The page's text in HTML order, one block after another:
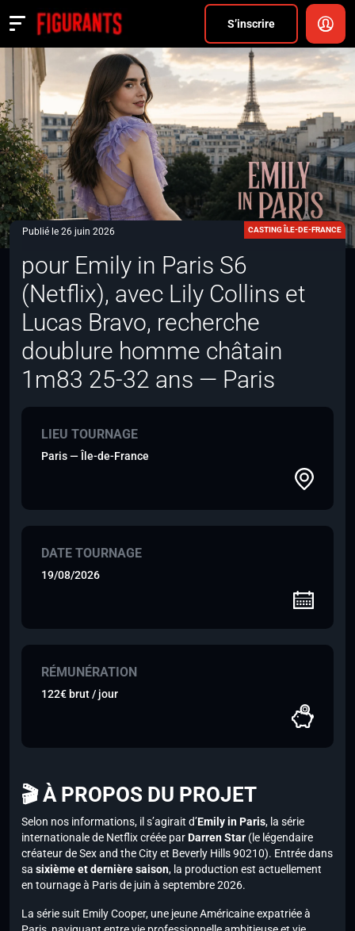
S’inscrire
Actualités
FAQ
S’inscrire
CONNEXION
Publié le 26 juin 2026
CASTING ÎLE-DE-FRANCE
pour Emily in Paris S6
(Netflix), avec Lily Collins et
Lucas Bravo, recherche
doublure homme châtain
1m83 25-32 ans — Paris
LIEU TOURNAGE
Paris — Île-de-France
DATE TOURNAGE
19/08/2026
RÉMUNÉRATION
122€ brut / jour
🎬 À PROPOS DU PROJET
Selon nos informations, il s’agirait d’Emily in Paris, la série
internationale de Netflix créée parDarren Star (le légendaire
créateur de Sex and the City et Beverly Hills 90210). Entrée dans
sa sixième et dernière saison, la production est actuellement
en tournage à Paris de juin à septembre 2026.
La série suit Emily Cooper, une jeune Américaine expatriée à